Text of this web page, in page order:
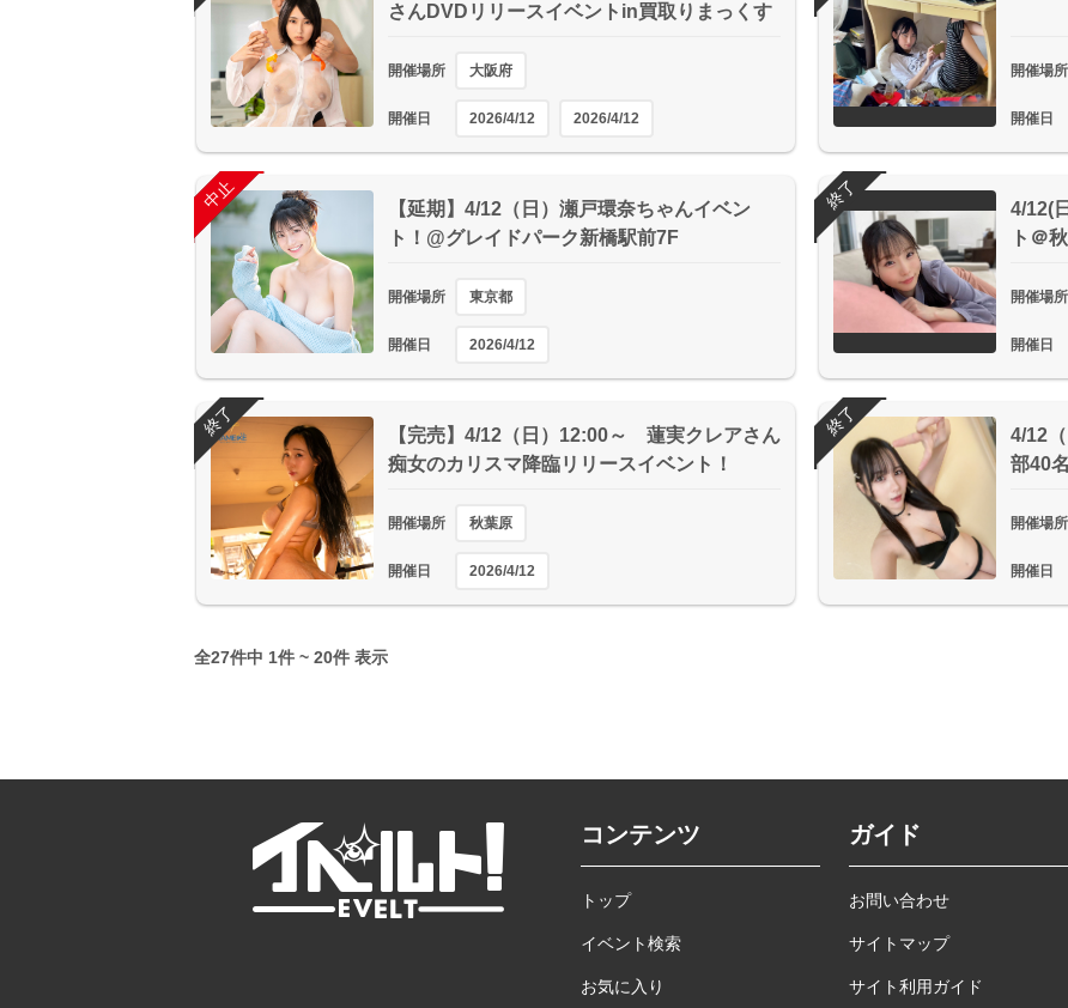
さんDVDリリースイベントin買取りまっくす
開催場所 大阪府
開催日 2026/4/12 2026/4/12
開催場所
開催日
【延期】4/12（日）瀬戸環奈ちゃんイベン
ト！@グレイドパーク新橋駅前7F
開催場所 東京都
開催日 2026/4/12
終了
中止
4/12(
ト＠
開催場所
開催日
終了
【完売】4/12（日）12:00～ 蓮実クレアさん
痴女のカリスマ降臨リリースイベント！
開催場所 秋葉原
開催日 2026/4/12
終了
4/12
部40
開催場所
開催日
終了
全27件中 1件 ~ 20件 表示
コンテンツ
トップ
イベント検索
お気に入り
ガイド
お問い合わせ
サイトマップ
サイト利用ガイド